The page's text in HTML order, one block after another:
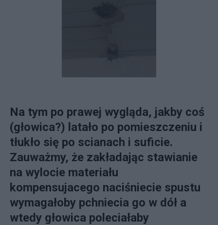
Na tym po prawej wygląda, jakby coś
(głowica?) latało po pomieszczeniu i
tłukło się po scianach i suficie.
Zauważmy, że zakładając stawianie
na wylocie materiału
kompensujacego naciśniecie spustu
wymagałoby pchniecia go w dół a
wtedy głowica poleciałaby